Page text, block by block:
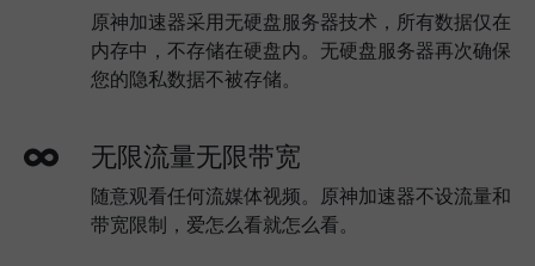
原神加速器采用无硬盘服务器技术，所有数据仅在
内存中，不存储在硬盘内。无硬盘服务器再次确保
您的隐私数据不被存储。
无限流量无限带宽
随意观看任何流媒体视频。原神加速器不设流量和
带宽限制，爱怎么看就怎么看。